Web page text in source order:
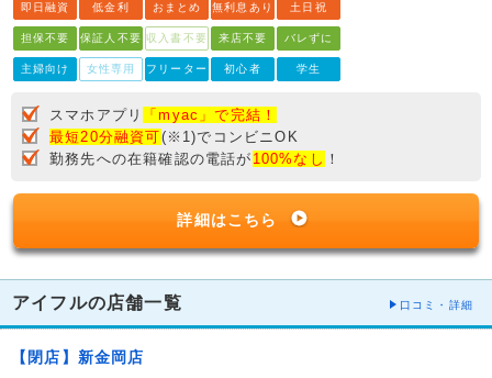
即日融資 低金利 おまとめ 無利息あり 土日祝
担保不要 保証人不要 収入書不要 来店不要 バレずに
主婦向け 女性専用 フリーター 初心者 学生
スマホアプリ
「myac」で完結！
最短20分融資可(※1)でコンビニOK
勤務先への在籍確認の電話が 100%なし ！
詳細はこちら
アイフルの店舗一覧 口コミ・詳細
【閉店】新金岡店